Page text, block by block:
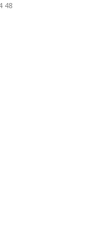
48